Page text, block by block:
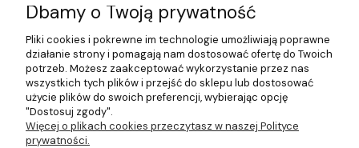
Płatności i dostawa
Pomoc
Moje konto
Dbamy o Twoją prywatność
Pliki cookies i pokrewne im technologie umożliwiają poprawne
działanie strony i pomagają nam dostosować ofertę do Twoich
potrzeb. Możesz zaakceptować wykorzystanie przez nas
wszystkich tych plików i przejść do sklepu lub dostosować
użycie plików do swoich preferencji, wybierając opcję
"Dostosuj zgody".
Więcej o plikach cookies przeczytasz w naszej Polityce
prywatności.